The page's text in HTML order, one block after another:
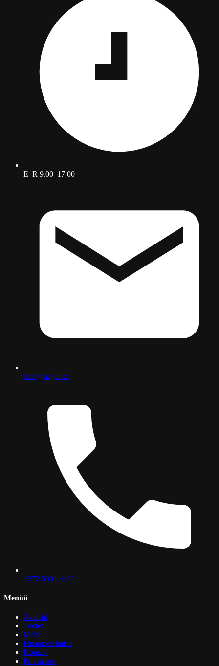
E–R 9.00–17.00
tere@jaegel.ee
+372 5301 4425
Menüü
Avaleht
Tooted
Meist
Finantseerimine
Kontakt
Privaatsus